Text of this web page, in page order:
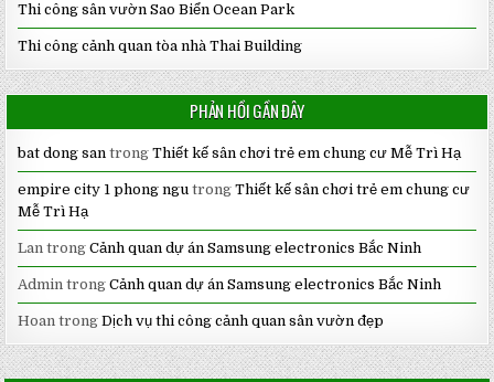
Thi công sân vườn Sao Biển Ocean Park
Thi công cảnh quan tòa nhà Thai Building
PHẢN HỒI GẦN ĐÂY
bat dong san trongThiết kế sân chơi trẻ em chung cư Mễ Trì Hạ
empire city 1 phong ngu trongThiết kế sân chơi trẻ em chung cư
Mễ Trì Hạ
Lan trongCảnh quan dự án Samsung electronics Bắc Ninh
Admin trongCảnh quan dự án Samsung electronics Bắc Ninh
Hoan trongDịch vụ thi công cảnh quan sân vườn đẹp